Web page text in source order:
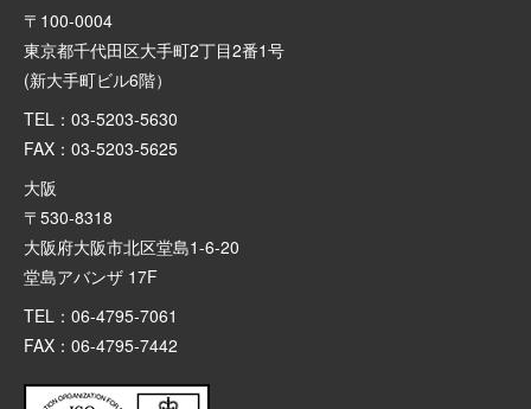
〒100-0004
東京都千代田区大手町2丁目2番1号
(新大手町ビル6階）
TEL：03-5203-5630
FAX：03-5203-5625
大阪
〒530-8318
大阪府大阪市北区堂島1-6-20
堂島アバンザ 17F
TEL：06-4795-7061
FAX：06-4795-7442